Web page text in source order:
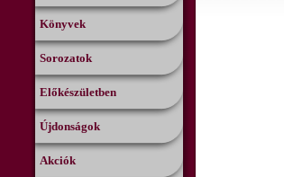
Könyvek
Sorozatok
Előkészületben
Újdonságok
Akciók